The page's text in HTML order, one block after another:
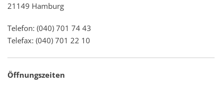
21149 Hamburg
Telefon: (040) 701 74 43
Telefax: (040) 701 22 10
Öffnungszeiten